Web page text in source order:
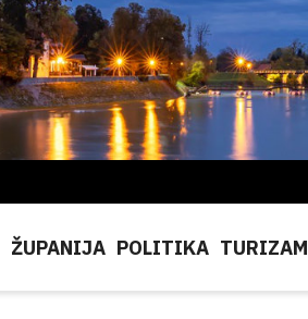
ŽUPANIJA POLITIKA TURIZAM